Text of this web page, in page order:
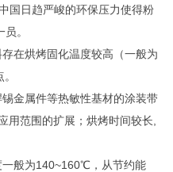
国日趋严峻的环保压力使得粉
。
在烘烤固化温度较高（一般为
金属件等热敏性基材的涂装带
用范围的扩展；烘烤时间较长,
般为140~160℃，从节约能